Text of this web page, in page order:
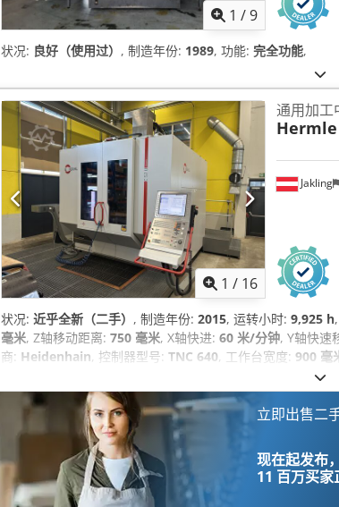
1 /9
状况: 良好（使用过） , 制造年份: 1989, 功能: 完全功能,
1 / 16
Jakling
通用加工
Hermle
状况: 近乎全新（二手） , 制造年份: 2015, 运转小时: 9,925 h
毫米, Z轴移动距离: 750 毫米, X轴快进: 60 米/分钟, Y轴快速
商: Heidenhain, 控制器型号: TNC 640, 工作台宽度: 900 毫
, 主
毫米, 工具直径 工具径:160 毫米, 设备:切屑输送机, 文档 /
立即出售二
现在起发布
11 百万买家